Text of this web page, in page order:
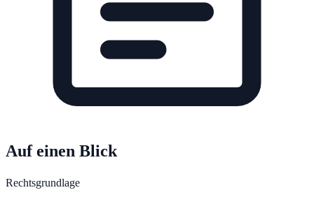
Auf einen Blick
Rechtsgrundlage